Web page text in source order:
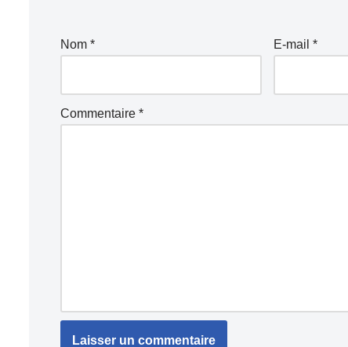
Nom * E-mail *
Commentaire *